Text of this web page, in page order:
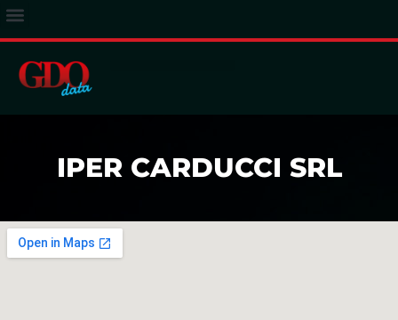
IPER CARDUCCI SRL